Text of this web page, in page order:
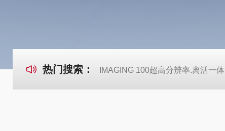
热门搜索： IMAGING 100超高分辨率.离活一